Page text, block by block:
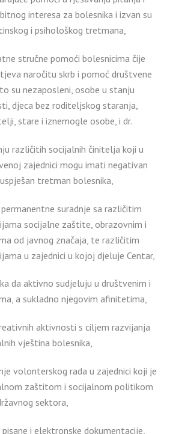
interesa za bolesnika i izvan su
i psihološkog tretmana,
stručne pomoći bolesnicima čije
naročitu skrb i pomoć društvene
su nezaposleni, osobe u stanju
djeca bez roditeljskog staranja,
stare i iznemogle osobe, i dr.
različitih socijalnih činitelja koji u
zajednici mogu imati negativan
tretman bolesnika,
suradnje sa različitim
socijalne zaštite, obrazovnim i
od javnog značaja, te različitim
u zajednici u kojoj djeluje Centar,
da aktivno sudjeluju u društvenim i
a sukladno njegovim afinitetima,
aktivnosti s ciljem razvijanja
vještina bolesnika,
volonterskog rada u zajednici koji je
zaštitom i socijalnom politikom
sektora,
i elektronske dokumentacije,